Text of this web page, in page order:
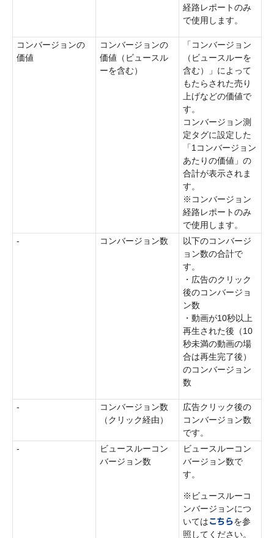
経路レポートのみ
で使用します。
コンバージョンの
価値
コンバージョンの
価値（ビュースル
ーを含む）
「コンバージョン
（ビュースルーを
含む）」によって
もたらされた売り
上げなどの価値で
す。
コンバージョン測
定タグに設定した
「1コンバージョン
あたりの価値」の
合計が表示されま
す。
※コンバージョン
経路レポートのみ
で使用します。
-
コンバージョン数
以下のコンバージ
ョン数の合計で
す。
・広告のクリック
後のコンバージョ
ン数
・動画が10秒以上
再生された後（10
秒未満の動画の場
合は再生完了後）
のコンバージョン
数
-
コンバージョン数
（クリック経由）
広告クリック後の
コンバージョン数
です。
-
ビュースルーコン
バージョン数
ビュースルーコン
バージョン数で
す。
※ビュースルーコ
ンバージョンにつ
いてはこちらを参
照してください。